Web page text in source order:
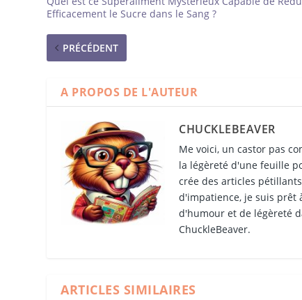
Efficacement le Sucre dans le Sang ?
PRÉCÉDENT
A PROPOS DE L'AUTEUR
CHUCKLEBEAVER
Me voici, un castor pas
la légèreté d'une feuille
crée des articles
d'impatience, je suis prêt
d'humour et de légèreté
ChuckleBeaver.
ARTICLES SIMILAIRES